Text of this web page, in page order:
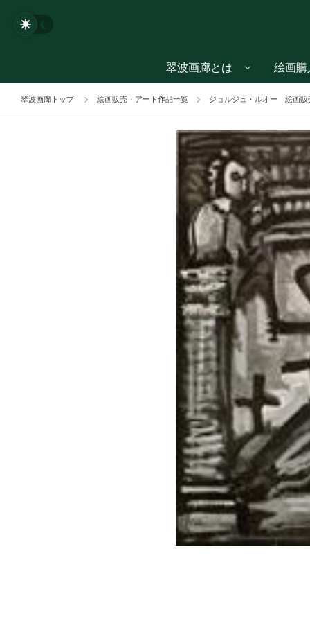
翠波画廊とは 絵画購
翠波画廊トップ 絵画販売・アート作品一覧 ジョルジュ・ルオー 絵画販